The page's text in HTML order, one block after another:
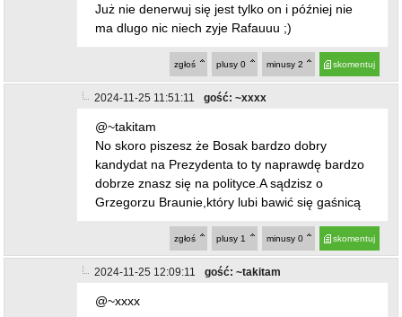
Już nie denerwuj się jest tylko on i później nie
ma dlugo nic niech zyje Rafauuu ;)
skomentuj
minusy 2
plusy 0
zgłoś
2024-11-25 11:51:11 gość: ~xxxx
@~takitam
No skoro piszesz że Bosak bardzo dobry
kandydat na Prezydenta to ty naprawdę bardzo
dobrze znasz się na polityce.A sądzisz o
Grzegorzu Braunie,który lubi bawić się gaśnicą
skomentuj
minusy 0
plusy 1
zgłoś
2024-11-25 12:09:11 gość: ~takitam
@~xxxx